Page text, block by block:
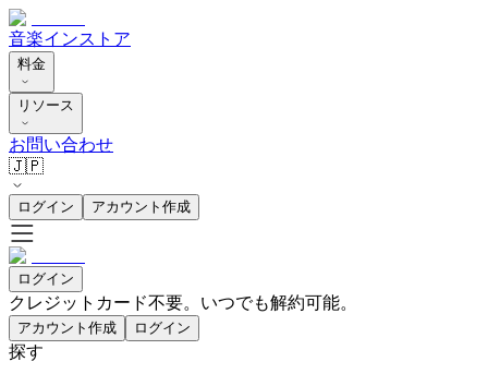
音楽インストア
料金
リソース
お問い合わせ
🇯🇵
ログイン アカウント作成
ログイン
クレジットカード不要。いつでも解約可能。
アカウント作成 ログイン
探す